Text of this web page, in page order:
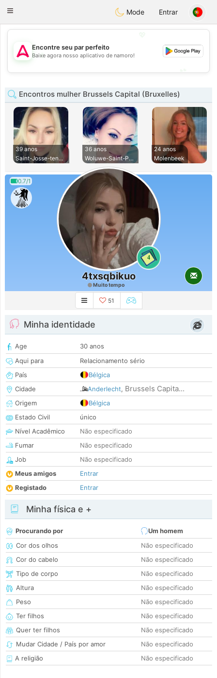
Tantôt
Toggle
Mode Entrar
💖
💕
Encontre seu par perfeito
Baixe agora nosso aplicativo de namoro!
Encontros mulher Brussels Capital (Bruxelles)
39 anos
Saint-Josse-ten-No
36 anos
Woluwe-Saint-Pierr
24 anos
Molenbeek
0.7/1
4
4txsqbikuo
Muito tempo
51
Minha identidade
Age
30 anos
Aqui para
Relacionamento sério
País
Bélgica
Cidade
Anderlecht, Brussels Capita...
Origem
Bélgica
Estado Civil
único
Nível Acadêmico
Não especificado
Fumar
Não especificado
Job
Não especificado
Meus amigos
Entrar
Registado
Entrar
Minha física e +
Procurando por
Um homem
Cor dos olhos
Não especificado
Cor do cabelo
Não especificado
Tipo de corpo
Não especificado
Altura
Não especificado
Peso
Não especificado
Ter filhos
Não especificado
Quer ter filhos
Não especificado
Mudar Cidade / País por amor
Não especificado
A religião
Não especificado